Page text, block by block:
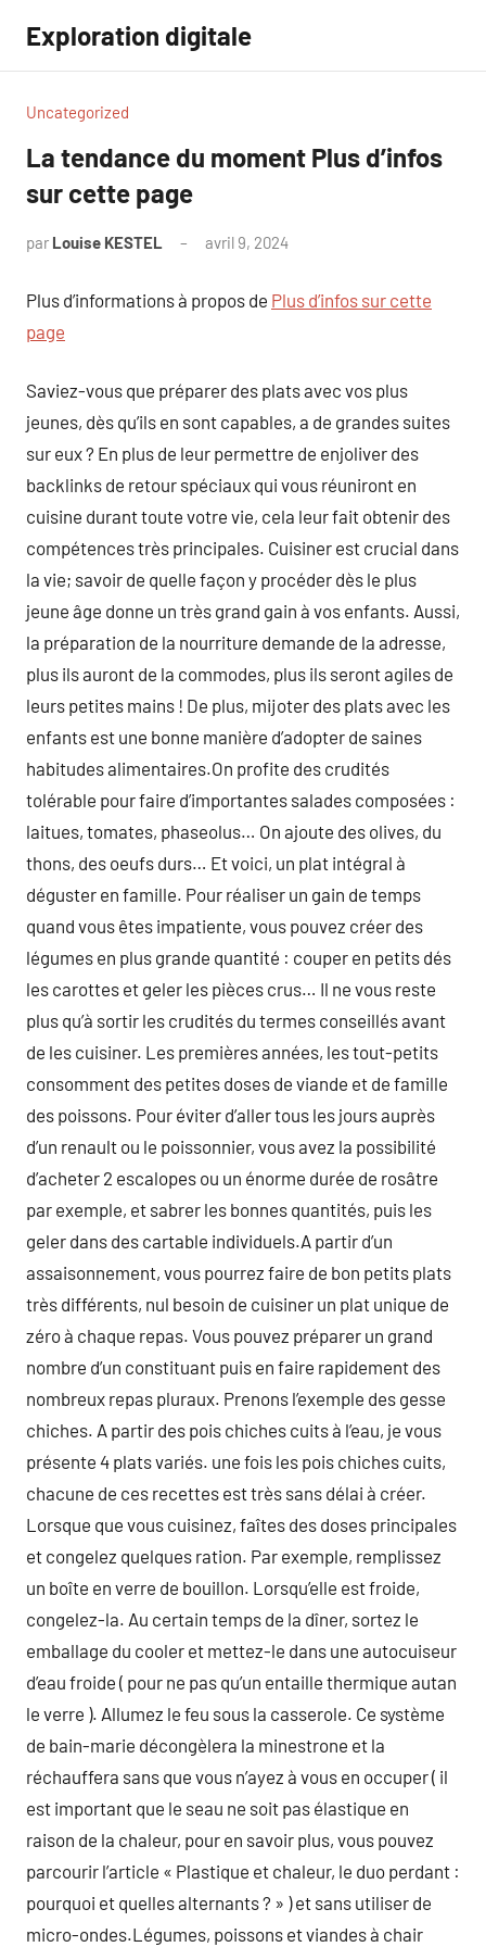
contenu
Exploration digitale
Uncategorized
La tendance du moment Plus d’infos
sur cette page
par Louise KESTEL avril 9, 2024
Plus d’informations à propos de Plus d’infos sur cette
page
Saviez-vous que préparer des plats avec vos plus
jeunes, dès qu’ils en sont capables, a de grandes suites
sur eux ? En plus de leur permettre de enjoliver des
backlinks de retour spéciaux qui vous réuniront en
cuisine durant toute votre vie, cela leur fait obtenir des
compétences très principales. Cuisiner est crucial dans
la vie; savoir de quelle façon y procéder dès le plus
jeune âge donne un très grand gain à vos enfants. Aussi,
la préparation de la nourriture demande de la adresse,
plus ils auront de la commodes, plus ils seront agiles de
leurs petites mains ! De plus, mijoter des plats avec les
enfants est une bonne manière d’adopter de saines
habitudes alimentaires.On profite des crudités
tolérable pour faire d’importantes salades composées :
laitues, tomates, phaseolus… On ajoute des olives, du
thons, des oeufs durs… Et voici, un plat intégral à
déguster en famille. Pour réaliser un gain de temps
quand vous êtes impatiente, vous pouvez créer des
légumes en plus grande quantité : couper en petits dés
les carottes et geler les pièces crus… Il ne vous reste
plus qu’à sortir les crudités du termes conseillés avant
de les cuisiner. Les premières années, les tout-petits
consomment des petites doses de viande et de famille
des poissons. Pour éviter d’aller tous les jours auprès
d’un renault ou le poissonnier, vous avez la possibilité
d’acheter 2 escalopes ou un énorme durée de rosâtre
par exemple, et sabrer les bonnes quantités, puis les
geler dans des cartable individuels.A partir d’un
assaisonnement, vous pourrez faire de bon petits plats
très différents, nul besoin de cuisiner un plat unique de
zéro à chaque repas. Vous pouvez préparer un grand
nombre d’un constituant puis en faire rapidement des
nombreux repas pluraux. Prenons l’exemple des gesse
chiches. A partir des pois chiches cuits à l’eau, je vous
présente 4 plats variés. une fois les pois chiches cuits,
chacune de ces recettes est très sans délai à créer.
Lorsque que vous cuisinez, faîtes des doses principales
et congelez quelques ration. Par exemple, remplissez
un boîte en verre de bouillon. Lorsqu’elle est froide,
congelez-la. Au certain temps de la dîner, sortez le
emballage du cooler et mettez-le dans une autocuiseur
d’eau froide ( pour ne pas qu’un entaille thermique autan
le verre ). Allumez le feu sous la casserole. Ce système
de bain-marie décongèlera la minestrone et la
réchauffera sans que vous n’ayez à vous en occuper ( il
est important que le seau ne soit pas élastique en
raison de la chaleur, pour en savoir plus, vous pouvez
parcourir l’article « Plastique et chaleur, le duo perdant :
pourquoi et quelles alternants ? » ) et sans utiliser de
micro-ondes.Légumes, poissons et viandes à chair